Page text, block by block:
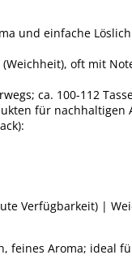
und einfache
oft mit
ca. 100-112
für nachhaltigen
Verfügbarkeit) |
feines Aroma; ideal